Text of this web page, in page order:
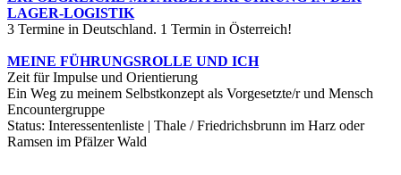
LAGER-LOGISTIK
3 Termine in Deutschland. 1 Termin in Österreich!
MEINE FÜHRUNGSROLLE UND ICH
Zeit für Impulse und Orientierung
Ein Weg zu meinem Selbstkonzept als Vorgesetzte/r und Mensch
Encountergruppe
Status: Interessentenliste | Thale / Friedrichsbrunn im Harz oder
Ramsen im Pfälzer Wald